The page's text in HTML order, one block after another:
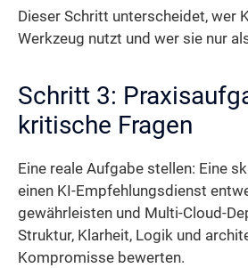
Dieser Schritt unterscheidet, wer
Werkzeug nutzt und wer sie nur
Schritt 3:
kritische Fragen
Eine reale Aufgabe stellen: Eine
einen KI-Empfehlungsdienst
gewährleisten und Multi-Cloud-
Struktur, Klarheit, Logik und
Kompromisse bewerten.